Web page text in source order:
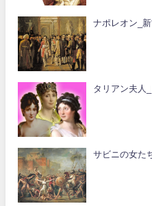
ナポレオン_
タリアン夫人
サビニの女た